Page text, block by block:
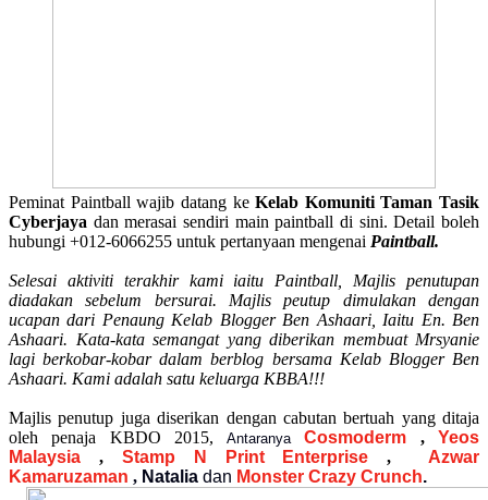
Peminat Paintball wajib datang keKelab Komuniti Taman Tasik
Cyberjaya dan merasai sendiri main paintball di sini. Detail boleh
hubungi +012-6066255 untuk pertanyaan mengenai Paintball.
Selesai aktiviti terakhir kami iaitu Paintball, Majlis penutupan
diadakan sebelum bersurai. Majlis peutup dimulakan dengan
ucapan dari Penaung Kelab Blogger Ben Ashaari, Iaitu En. Ben
Ashaari. Kata-kata semangat yang diberikan membuat Mrsyanie
lagi berkobar-kobar dalam berblog bersama Kelab Blogger Ben
Ashaari. Kami adalah satu keluarga KBBA!!!
Majlis penutup juga diserikan dengan cabutan bertuah yang ditaja
oleh penaja KBDO 2015,Antaranya Cosmoderm ,
Yeos
Malaysia , Stamp N Print Enterprise ,
Azwar
Kamaruzaman , Natalia dan Monster Crazy Crunch.